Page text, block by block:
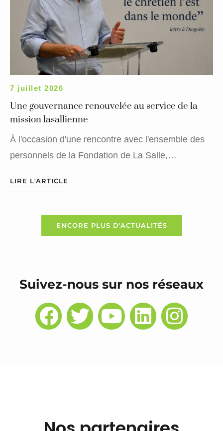
7 juillet 2026
Une gouvernance renouvelée au service de la
mission lasallienne
À l'occasion d'une rencontre avec l'ensemble des
personnels de la Fondation de La Salle,…
LIRE L'ARTICLE
ENCORE PLUS D'ACTUALITÉS
Suivez-nous sur nos réseaux